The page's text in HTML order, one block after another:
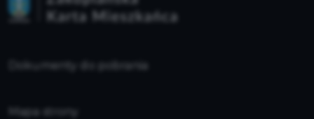
Dokumenty do pobrania
Mapa strony